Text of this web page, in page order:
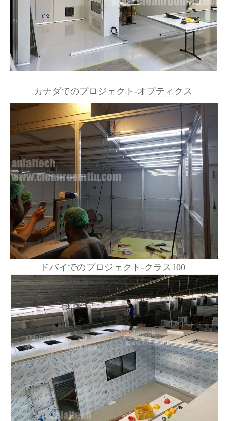
カナダでのプロジェクト-オプティクス
ドバイでのプロジェクト-クラス100